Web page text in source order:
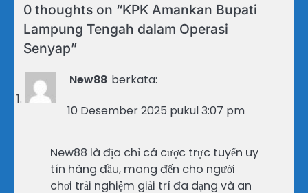
0 thoughts on “KPK Amankan Bupati
Lampung Tengah dalam Operasi
Senyap”
New88 berkata:
10 Desember 2025 pukul 3:07 pm
New88 là địa chỉ cá cược trực tuyến uy
tín hàng đầu, mang đến cho người
chơi trải nghiệm giải trí đa dạng và an